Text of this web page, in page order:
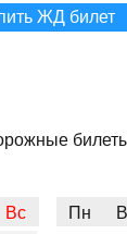
ЖД билет
Вс
Пн